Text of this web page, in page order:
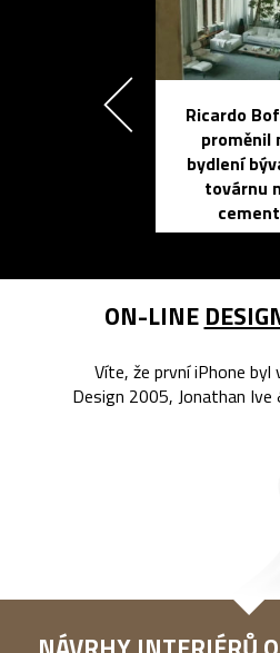
Ricardo
proměnil
bydlení
továrnu
cement
ON-LINE
Víte, že první iPhone byl
Design 2005, Jonathan Ive